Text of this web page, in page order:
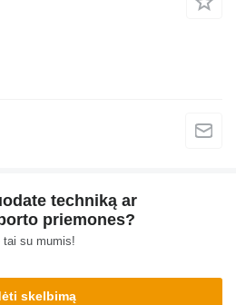
techniką ar
priemones?
tai su mumis!
skelbimą